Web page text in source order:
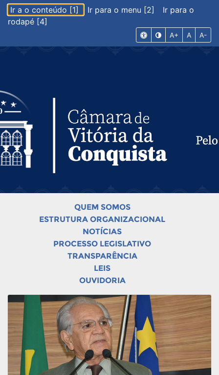
Ir a o conteúdo [1] Ir para o menu [2]
Ir para o
rodapé [4]
A+ A A-
QUEM SOMOS
ESTRUTURA ORGANIZACIONAL
NOTÍCIAS
PROCESSO LEGISLATIVO
TRANSPARÊNCIA
LEIS
OUVIDORIA